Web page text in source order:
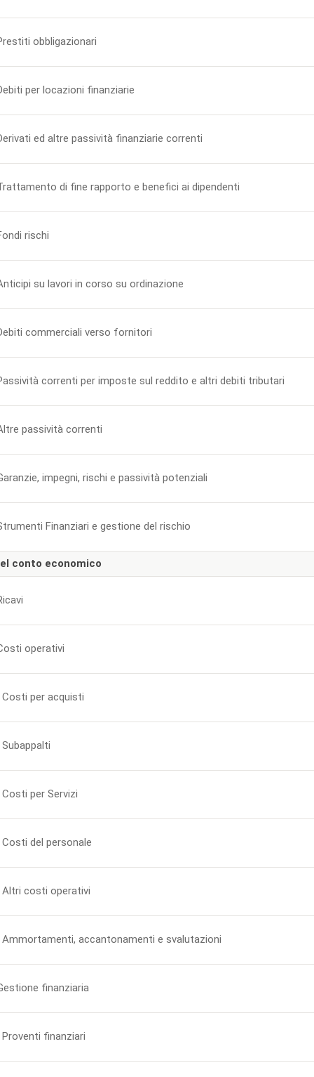
obbligazionari
per locazioni finanziarie
ed altre passività finanziarie correnti
di fine rapporto e benefici ai dipendenti
rischi
su lavori in corso su ordinazione
commerciali verso fornitori
correnti per imposte sul reddito e altri debiti tributari
passività correnti
impegni, rischi e passività potenziali
Finanziari e gestione del rischio
conto economico
operativi
Costi per acquisti
Subappalti
Costi per Servizi
Costi del personale
Altri costi operativi
Ammortamenti, accantonamenti e svalutazioni
finanziaria
Proventi finanziari